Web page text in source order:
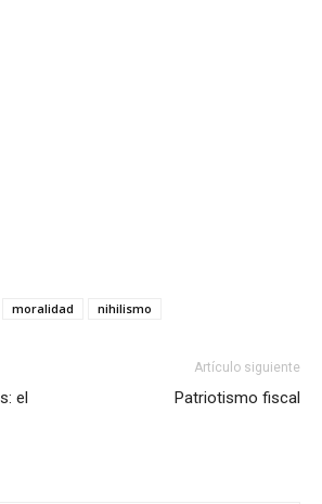
moralidad nihilismo
el
Artículo siguiente
Patriotismo fiscal